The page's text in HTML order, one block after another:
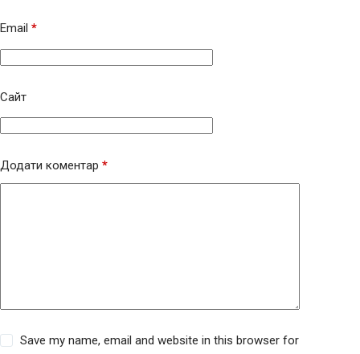
Email *
Сайт
Додати коментар *
Save my name, email and website in this browser for